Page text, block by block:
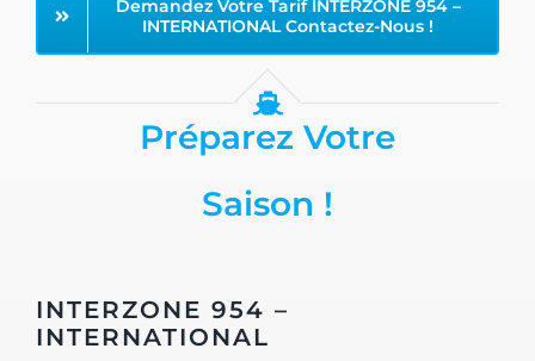
Demandez Votre Tarif INTERZONE 954 –
INTERNATIONAL Contactez-Nous !
Préparez Votre
Saison !
INTERZONE 954 –
INTERNATIONAL